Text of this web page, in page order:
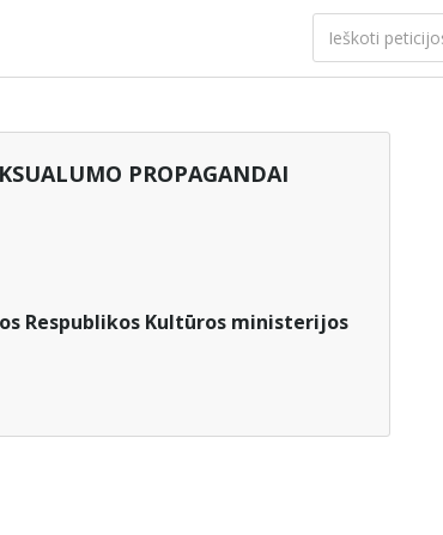
PROPAGANDAI
Respublikos Kultūros ministerijos